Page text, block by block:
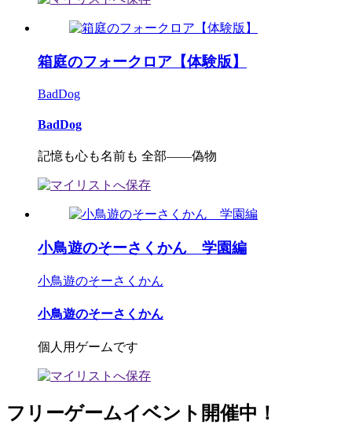
箱庭のフォークロア【体験版】
BadDog
BadDog
記憶も心も名前も 全部――偽物
小鳥遊のそーさくかん 学園編
小鳥遊のそーさくかん
小鳥遊のそーさくかん
個人用ゲームです
フリーゲームイベント開催中！